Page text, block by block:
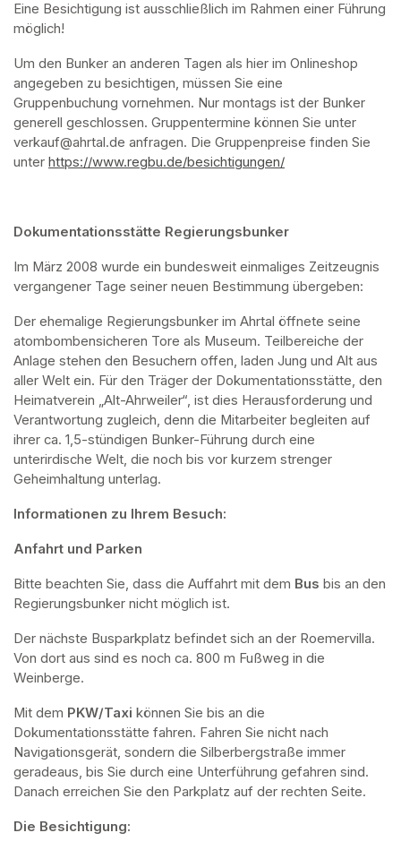
Eine Besichtigung ist ausschließlich im Rahmen einer Führung
möglich!
Um den Bunker an anderen Tagen als hier im Onlineshop
angegeben zu besichtigen, müssen Sie eine
Gruppenbuchung vornehmen. Nur montags ist der Bunker
generell geschlossen. Gruppentermine können Sie unter
verkauf@ahrtal.de anfragen. Die Gruppenpreise finden Sie
unter https://www.regbu.de/besichtigungen/
Dokumentationsstätte Regierungsbunker
Im März 2008 wurde ein bundesweit einmaliges Zeitzeugnis
vergangener Tage seiner neuen Bestimmung übergeben:
Der ehemalige Regierungsbunker im Ahrtal öffnete seine
atombombensicheren Tore als Museum. Teilbereiche der
Anlage stehen den Besuchern offen, laden Jung und Alt aus
aller Welt ein. Für den Träger der Dokumentationsstätte, den
Heimatverein „Alt-Ahrweiler“, ist dies Herausforderung und
Verantwortung zugleich, denn die Mitarbeiter begleiten auf
ihrer ca. 1,5-stündigen Bunker-Führung durch eine
unterirdische Welt, die noch bis vor kurzem strenger
Geheimhaltung unterlag.
Informationen zu Ihrem Besuch:
Anfahrt und Parken
Bitte beachten Sie, dass die Auffahrt mit dem Bus bis an den
Regierungsbunker nicht möglich ist.
Der nächste Busparkplatz befindet sich an der Roemervilla.
Von dort aus sind es noch ca. 800 m Fußweg in die
Weinberge.
Mit dem PKW/Taxi können Sie bis an die
Dokumentationsstätte fahren. Fahren Sie nicht nach
Navigationsgerät, sondern die Silberbergstraße immer
geradeaus, bis Sie durch eine Unterführung gefahren sind.
Danach erreichen Sie den Parkplatz auf der rechten Seite.
Die Besichtigung: